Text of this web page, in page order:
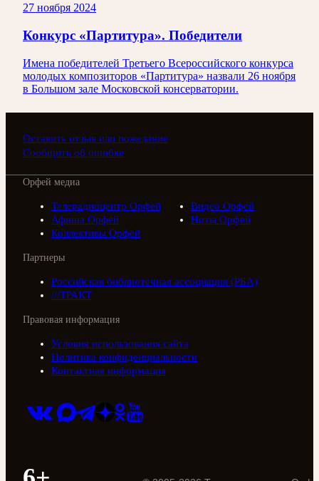
27 ноября 2024
Конкурс «Партитура». Победители
Имена победителей Третьего Всероссийского конкурса
молодых композиторов «Партитура» назвали 26 ноября
в Большом зале Московской консерватории.
Оставить отзыв или пожелание
Сообщить об ошибке
Орфей медиа
Телерадиоцентр Орфей
Видео Орфей
Афиша Орфей
Ноты Орфей
Коллективы Орфей
Партнеры
Российская библиотечная ассоциация (РБА)
///ТРАКТ
Правовая информация
Условия использования сайта
Политика конфиденциальности
Контактная информация